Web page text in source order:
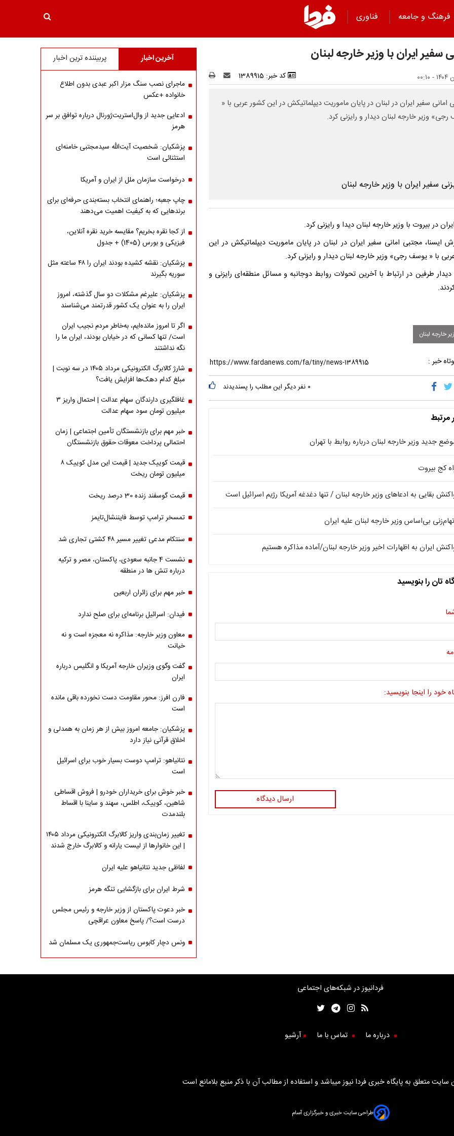
فرهنگ و جامعه
فناوری
سفیر ایران با وزیر خارجه لبنان
کد خبر: 1389915
امانی سفیر ایران در لبنان در پایان ماموریت دیپلماتیکش در این کشور عربی با «
وزیر خارجه لبنان دیدار و رایزنی کرد.
در بیروت با وزیر خارجه لبنان دیدا و رایزنی کرد.
ایسنا، مجتبی امانی سفیر ایران در لبنان در پایان ماموریت دیپلماتیکش در این
با « یوسف رجی» وزیر خارجه لبنان دیدار و رایزنی کرد.
طرفین در ارتباط با آخرین تحولات روابط دوجانبه و مسائل منطقه‌ای رایزنی و
خارجه لبنان
خبر :
۰ نفر دیگر این مطلب را پسندیدند
مرتبط
جدید وزیر خارجه لبنان درباره روابط با تهران
کج بیروت
بقایی به ادعاهای وزیر خارجه لبنان / تنها دغدغه آمریکا رژیم اسرائیل است
بی‌اساس وزیر خارجه لبنان علیه ایران
ایران به اظهارات اخیر وزیر خارجه لبنان/آماده مذاکره هستیم
تان را بنویسید
خود را اینجا بنویسید:
ارسال دیدگاه
آخرین اخبار پربیننده ترین اخبار
ماجرای نصب سنگ مزار اکبر عبدی بدون اطلاع
خانواده +عکس
ادعایی جدید از وال‌استریت‌ژورنال درباره توافق بر سر
هرمز
پزشکیان: شخصیت آیت‌الله سیدمجتبی خامنه‌ای
استثنائی است
درخواست سازمان ملل از ایران و آمریکا
چاپ جعبه؛ راهنمای انتخاب بسته‌بندی حرفه‌ای برای
برندهایی که به کیفیت اهمیت می‌دهند
از کجا نقره بخریم؟ مقایسه خرید نقره آنلاین،
فیزیکی و بورس (1405) + جدول
پزشکیان: نقشه کشیده بودند ایران را ۴۸ ساعته مثل
سوریه بگیرند
پزشکیان: علیرغم مشکلات دو سال گذشته، امروز
ایران را به عنوان یک کشور قدرتمند می‌شناسند
اگر تا امروز مانده‌ایم، به‌خاطر مردم نجیب ایران
است/ تنها کسانی که در خیابان بودند، ایران ما را
نگه نداشتند
شارژ کالابرگ الکترونیکی مرداد ۱۴۰۵ در سه نوبت |
مبلغ کدام دهک‌ها افزایش یافت؟
غافلگیری دارندگان سهام عدالت | احتمال واریز ۳
میلیون تومان سود سهام عدالت
خبر مهم برای بازنشستگان تأمین اجتماعی | زمان
احتمالی پرداخت معوقات حقوق بازنشستگان
قیمت کوییک جدید | قیمت این مدل کوییک ۸
میلیون تومان ریخت
قیمت گوسفند زنده 30 درصد ریخت
تمسخر ترامپ توسط فایننشال‌تایمز
سنتکام مدعی تغییر مسیر ۴۸ کشتی تجاری شد
نشست 4 جانبه سعودی، پاکستان، مصر و ترکیه
درباره تنش ها در منطقه
خبر مهم برای زائران اربعین
فیدان: اسرائیل برنامه‌ای برای صلح ندارد
معاون وزیر خارجه: مذاکره نه معجزه است و نه
خیانت
گفت وگوی وزیران خارجه آمریکا و انگلیس درباره
ایران
فارن افرز: محور مقاومت دست نخورده باقی مانده
است
پزشکیان: جامعه امروز بیش از هر زمان به همدلی و
اخلاق قرآنی نیاز دارد
نتانیاهو: ترامپ دوست بسیار خوب برای اسرائیل
است
خبر خوش برای خریداران خودرو | فروش اقساطی
شاهین، کوییک، اطلس، سهند و ساینا با اقساط
بلندمدت
تغییر زمان‌بندی واریز کالابرگ الکترونیکی مرداد ۱۴۰۵
| این خانوارها از لیست یارانه و کالابرگ خارج شدند
لفاظی جدید نتانیاهو علیه ایران
شرط ایران برای بازگشایی تنگه هرمز
خبر دعوت پاکستان از وزیر خارجه و رئیس مجلس
درست است؟/ پاسخ معاون عراقچی
ونس دچار کابوس ریاست‌جمهوری یک مسلمان شد
فردانیوز در شبکه‌های اجتماعی
درباره ما تماس با ما آرشیو
متعلق به پایگاه خبری فردا نیوز میباشد و استفاده از مطالب آن با ذکر منبع بلامانع است
طراحی سایت خبری و خبرگزاری آسام